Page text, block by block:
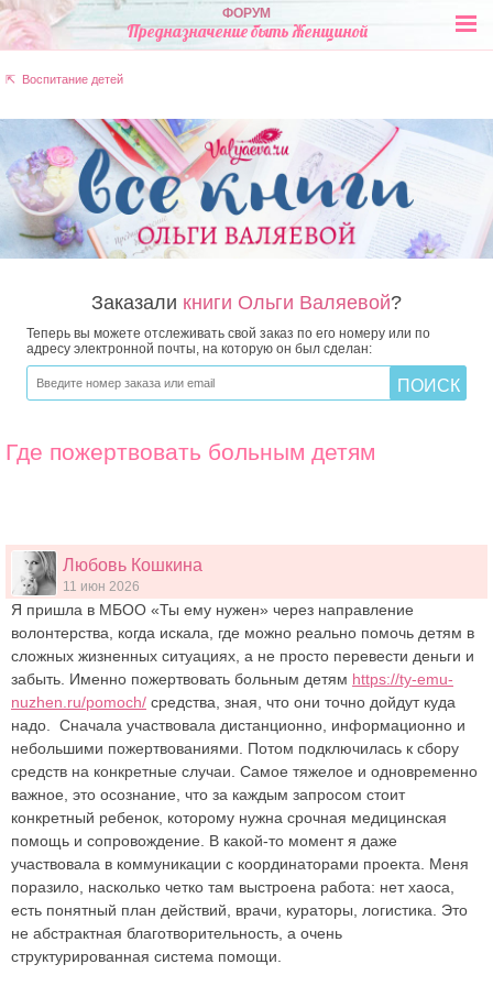
ФОРУМ
Предназначение быть Женщиной
⇱ Воспитание детей
Заказали книги Ольги Валяевой?
Теперь вы можете отслеживать свой заказ по его номеру или по
адресу электронной почты, на которую он был сделан:
Где пожертвовать больным детям
Любовь Кошкина
11 июн 2026
Я пришла в МБОО «Ты ему нужен» через направление
волонтерства, когда искала, где можно реально помочь детям в
сложных жизненных ситуациях, а не просто перевести деньги и
забыть. Именно пожертвовать больным детям https://ty-emu-
nuzhen.ru/pomoch/ средства, зная, что они точно дойдут куда
надо. Сначала участвовала дистанционно, информационно и
небольшими пожертвованиями. Потом подключилась к сбору
средств на конкретные случаи. Самое тяжелое и одновременно
важное, это осознание, что за каждым запросом стоит
конкретный ребенок, которому нужна срочная медицинская
помощь и сопровождение. В какой-то момент я даже
участвовала в коммуникации с координаторами проекта. Меня
поразило, насколько четко там выстроена работа: нет хаоса,
есть понятный план действий, врачи, кураторы, логистика. Это
не абстрактная благотворительность, а очень
структурированная система помощи.